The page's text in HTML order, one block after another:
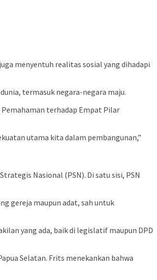
menyentuh realitas sosial yang dihadapi
termasuk negara-negara maju.
terhadap Empat Pilar
utama kita dalam pembangunan,”
Nasional (PSN). Di satu sisi, PSN
gereja maupun adat, sah untuk
yang ada, baik di legislatif maupun DPD
Selatan. Frits menekankan bahwa